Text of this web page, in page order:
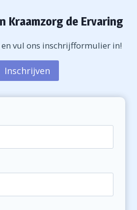
Kraamzorg de Ervaring
vul ons inschrijfformulier in!
Inschrijven